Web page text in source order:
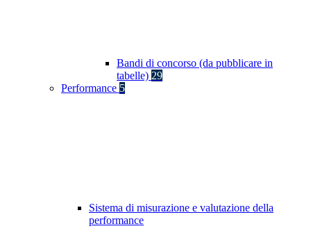
Bandi di concorso (da pubblicare in
tabelle) 29
Performance 5
Sistema di misurazione e valutazione della
performance